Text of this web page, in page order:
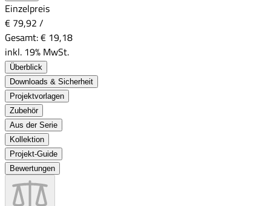
Einzelpreis
€ 79,92 /
Gesamt:€ 19,18
inkl. 19% MwSt.
Überblick
Downloads & Sicherheit
Projektvorlagen
Zubehör
Aus der Serie
Kollektion
Projekt-Guide
Bewertungen